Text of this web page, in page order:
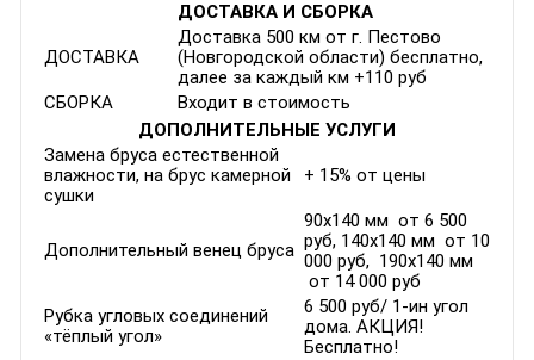
ДОСТАВКА И СБОРКА
ДОСТАВКА
Доставка 500 км от г. Пестово
(Новгородской области) бесплатно,
далее за каждый км +110 руб
СБОРКА
Входит в стоимость
ДОПОЛНИТЕЛЬНЫЕ УСЛУГИ
Замена бруса естественной
влажности, на брус камерной
сушки
+ 15% от цены
Дополнительный венец бруса
90х140 мм от 6 500
руб, 140х140 мм от 10
000 руб, 190х140 мм
от 14 000 руб
Рубка угловых соединений
«тёплый угол»
6 500 руб/ 1-ин угол
дома. АКЦИЯ!
Бесплатно!